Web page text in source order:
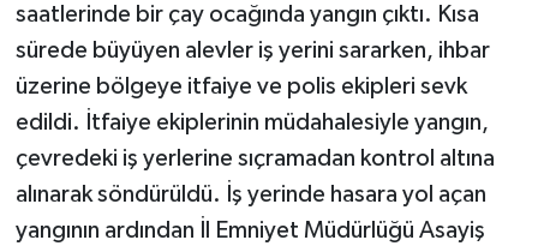
saatlerinde bir çay ocağında yangın çıktı. Kısa
sürede büyüyen alevler iş yerini sararken, ihbar
üzerine bölgeye itfaiye ve polis ekipleri sevk
edildi. İtfaiye ekiplerinin müdahalesiyle yangın,
çevredeki iş yerlerine sıçramadan kontrol altına
alınarak söndürüldü. İş yerinde hasara yol açan
yangının ardından İl Emniyet Müdürlüğü Asayiş